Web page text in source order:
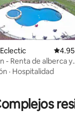
5; 151 evaluaciones
4.95
- Renta de alberca y
rápida
· Hospitalidad